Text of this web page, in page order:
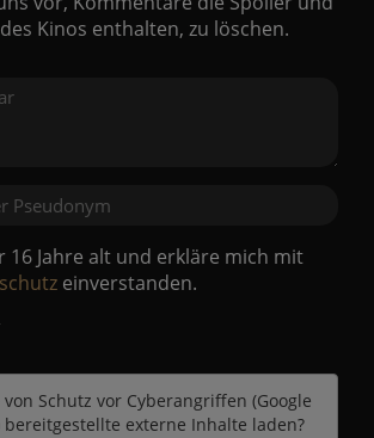
Kinos enthalten, zu löschen.
16 Jahre alt und erkläre mich mit
einverstanden.
von Schutz vor Cyberangriffen (Google
bereitgestellte externe Inhalte laden?